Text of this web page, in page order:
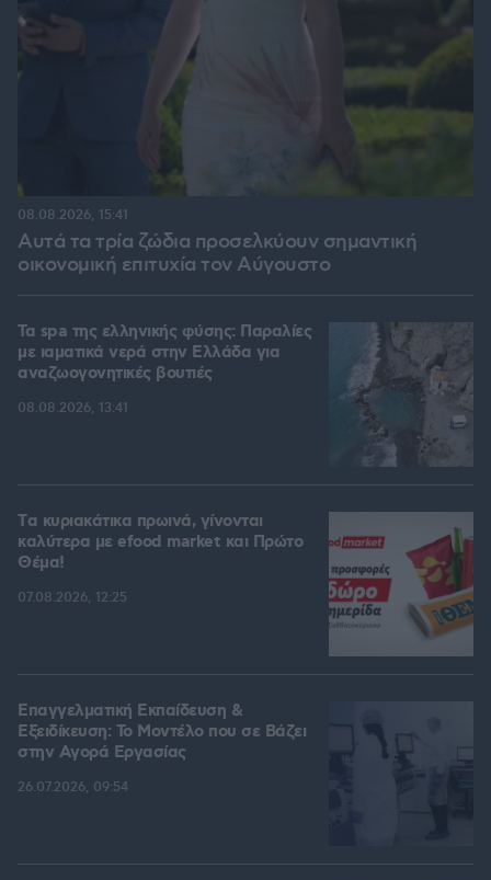
Αυτά τα τρία ζώδια προσελκύουν σημαντική
οικονομική επιτυχία τον Αύγουστο
08.08.2026, 15:41
Τα spa της ελληνικής φύσης: Παραλίες
με ιαματικά νερά στην Ελλάδα για
αναζωογονητικές βουτιές
08.08.2026, 13:41
Tα κυριακάτικα πρωινά, γίνονται
καλύτερα με efood market και Πρώτο
Θέμα!
07.08.2026, 12:25
Επαγγελματική Εκπαίδευση &
Εξειδίκευση: Το Mοντέλο που σε Bάζει
στην Aγορά Eργασίας
26.07.2026, 09:54